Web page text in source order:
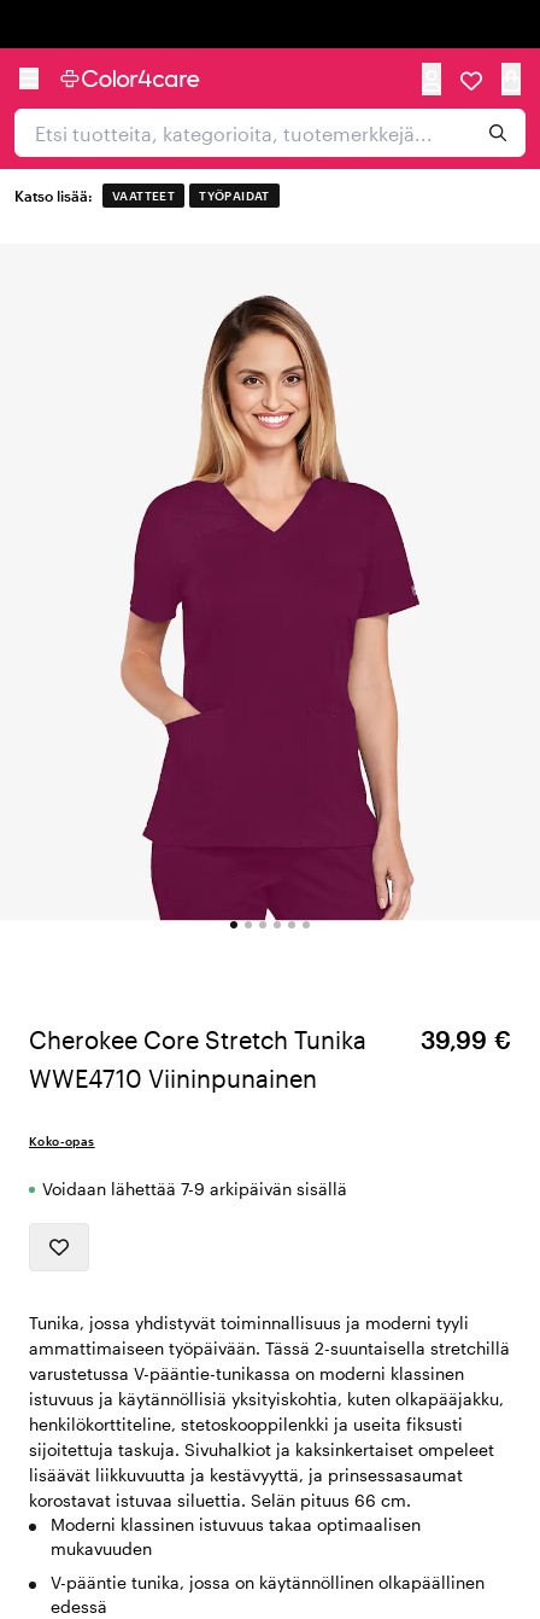
Katso lisää: VAATTEET TYÖPAIDAT
Cherokee Core Stretch Tunika
WWE4710 Viininpunainen
39,99 €
Koko-opas
Voidaan lähettää 7-9 arkipäivän sisällä
Tunika, jossa yhdistyvät toiminnallisuus ja moderni tyyli
ammattimaiseen työpäivään. Tässä 2-suuntaisella stretchillä
varustetussa V-pääntie-tunikassa on moderni klassinen
istuvuus ja käytännöllisiä yksityiskohtia, kuten olkapääjakku,
henkilökorttiteline, stetoskooppilenkki ja useita fiksusti
sijoitettuja taskuja. Sivuhalkiot ja kaksinkertaiset ompeleet
lisäävät liikkuvuutta ja kestävyyttä, ja prinsessasaumat
korostavat istuvaa siluettia. Selän pituus 66 cm.
Moderni klassinen istuvuus takaa optimaalisen
mukavuuden
V-pääntie tunika, jossa on käytännöllinen olkapäällinen
edessä